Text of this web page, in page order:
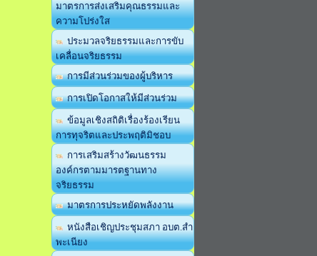
มาตรการส่งเสริมคุณธรรมและ
ความโปร่งใส
ประมวลจริยธรรมและการขับ
เคลื่อนจริยธรรม
การมีส่วนร่วมของผู้บริหาร
การเปิดโอกาสให้มีส่วนร่วม
ข้อมูลเชิงสถิติเรื่องร้องเรียน
การทุจริตและประพฤติมิชอบ
การเสริมสร้างวัฒนธรรม
องค์กรตามมารตฐานทาง
จริยธรรม
มาตรการประหยัดพลังงาน
หนังสือเชิญประชุมสภา อบต.สำ
พะเนียง